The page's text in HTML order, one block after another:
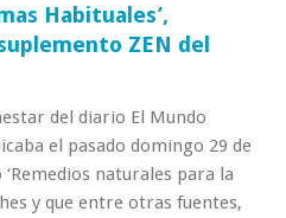
Habituales’,
ZEN del
del diario El Mundo
el pasado domingo 29 de
naturales para la
y que entre otras fuentes,